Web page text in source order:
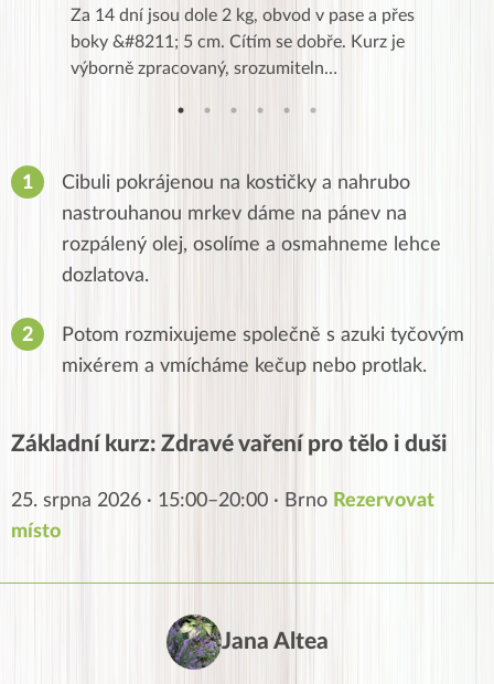
Za 14 dní jsou dole 2 kg, obvod v pase a přes
boky &#8211; 5 cm. Cítím se dobře. Kurz je
výborně zpracovaný, srozumiteln…
Cibuli pokrájenou na kostičky a nahrubo
nastrouhanou mrkev dáme na pánev na
rozpálený olej, osolíme a osmahneme lehce
dozlatova.
Potom rozmixujeme společně s azuki tyčovým
mixérem a vmícháme kečup nebo protlak.
Základní kurz: Zdravé vaření pro tělo i duši
25. srpna 2026 · 15:00–20:00 · Brno Rezervovat
místo
Jana Altea